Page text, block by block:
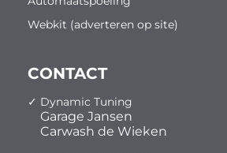
Webkit (adverteren op site)
CONTACT
✓ Dynamic Tuning
Garage Jansen
Carwash de Wieken